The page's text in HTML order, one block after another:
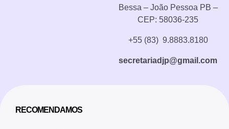
Bessa – João Pessoa PB –
CEP: 58036-235
+55 (83) 9.8883.8180
secretariadjp@gmail.com
RECOMENDAMOS